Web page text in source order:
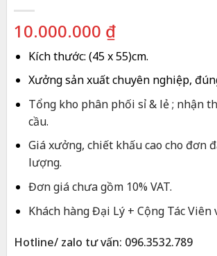
10.000.000 ₫
Kích thước: (45 x 55)cm.
Xưởng sản xuất chuyên nghiệp,
Tổng kho phân phối sỉ & lẻ ; nhận
cầu.
Giá xưởng, chiết khấu cao cho đơn
lượng.
Đơn giá chưa gồm 10% VAT.
Khách hàng Đại Lý + Cộng Tác
Hotline/ zalo tư vấn: 096.3532.789